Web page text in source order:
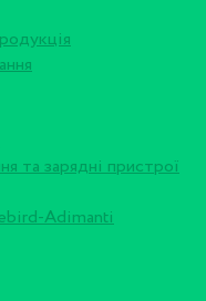
та зарядні пристрої
Adimanti